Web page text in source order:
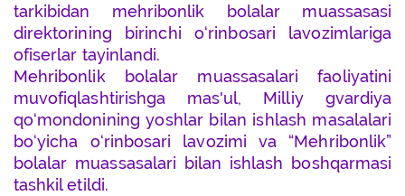
tarkibidan mehribonlik bolalar muassasasi
direktorining birinchi o‘rinbosari lavozimlariga
ofiserlar tayinlandi.
Mehribonlik bolalar muassasalari faoliyatini
muvofiqlashtirishga mas'ul, Milliy gvardiya
qo‘mondonining yoshlar bilan ishlash masalalari
bo‘yicha o‘rinbosari lavozimi va “Mehribonlik”
bolalar muassasalari bilan ishlash boshqarmasi
tashkil etildi.